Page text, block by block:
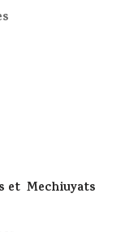
et Mechiuyats